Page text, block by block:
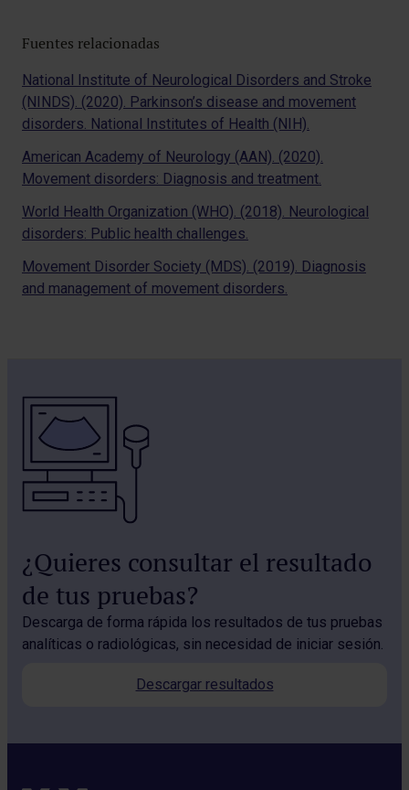
Fuentes relacionadas
National Institute of Neurological Disorders and Stroke
(NINDS). (2020). Parkinson’s disease and movement
disorders. National Institutes of Health (NIH).
American Academy of Neurology (AAN). (2020).
Movement disorders: Diagnosis and treatment.
World Health Organization (WHO). (2018). Neurological
disorders: Public health challenges.
Movement Disorder Society (MDS). (2019). Diagnosis
and management of movement disorders.
¿Quieres consultar el resultado
de tus pruebas?
Descarga de forma rápida los resultados de tus pruebas
analíticas o radiológicas, sin necesidad de iniciar sesión.
Descargar resultados